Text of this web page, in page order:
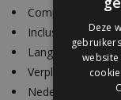
Compleet
Inclusief
Lange levensduur
Verplaatsbaar
Nederlandse
Deze